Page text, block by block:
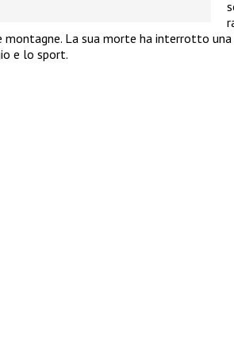
montagne. La sua morte ha interrotto
e lo sport.